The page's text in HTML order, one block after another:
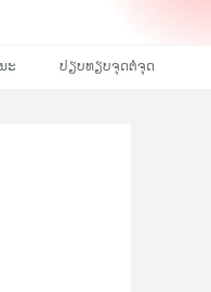
ະ ປຽບທຽບຈຸດຕໍ່ຈຸດ